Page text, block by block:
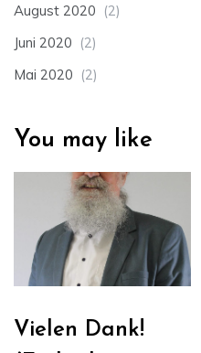
August 2020 (2)
Juni 2020 (2)
Mai 2020 (2)
You may like
Vielen Dank!